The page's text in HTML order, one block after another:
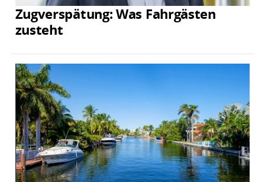
Zugverspätung: Was Fahrgästen
zusteht